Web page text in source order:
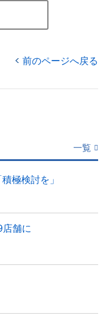
前のページへ戻る
一覧
極検討を」
舗に